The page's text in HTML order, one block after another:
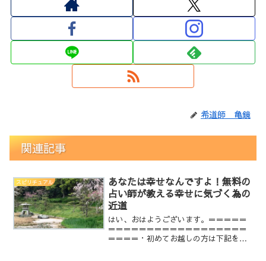
希道師 亀鏡
関連記事
スピリチュアル
あなたは幸せなんですよ！無料の
占い師が教える幸せに気づく為の
近道
はい、おはようございます。＝＝＝＝＝
＝＝＝＝＝＝＝＝＝＝＝＝＝＝＝＝＝＝
＝＝＝＝・初めてお越しの方は下記をご